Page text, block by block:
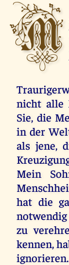
M
nicht alle
Sie, die
in der
als jene,
Mein
hat die
zu
kennen,
ignorieren.